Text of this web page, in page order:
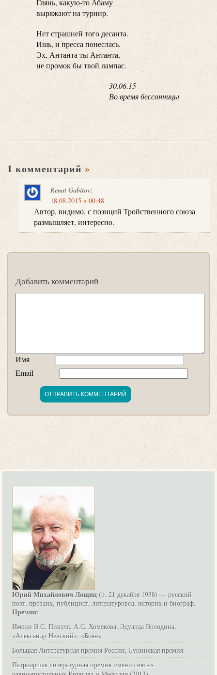
Глянь, какую-то Абаму
выряжают на турнир.
Нет страшней того десанта.
Ишь, и пресса понеслась.
Эх, Антанта ты Антанта,
не промок бы твой лампас.
30.06.15
Во время бессонницы
1 комментарий »
Renat Gabitov:
18.08.2015 в 00:48
Автор, видимо, с позиций Тройственного союза
размышляет, интересно.
Добавить комментарий
Имя
Email
Юрий Михайлович Лощиц (р. 21 декабря 1938) — русский
поэт, прозаик, публицист, литературовед, историк и биограф.
Премии:
Имени В.С. Пикуля, А.С. Хомякова, Эдуарда Володина,
«Александр Невский», «Боян»
Большая Литературная премия России, Бунинская премия.
Патриаршая литературная премия имени святых